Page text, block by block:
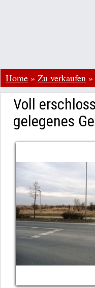
Home » Zu verkaufen »
Voll
gelegenes